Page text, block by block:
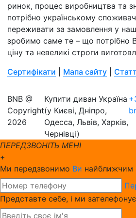
ринок, процес виробництва та
потрібно українському
переживати за замовлення у
зробимо саме те – що потрібно
ціну та невеликі строги
Сертифікати
Мапа сайту
BNB @
Copyright
2026
Купити диван Україна
(у Києві, Дніпро,
Одесса, Львів, Харків,
Чернівці)
ПЕРЕДЗВОНІТЬ МЕНІ
+
Ми передзвонимо Ви найближчим
Представте себе, і ми